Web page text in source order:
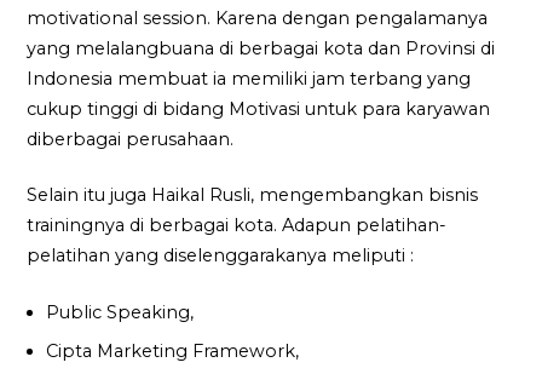
motivational session. Karena dengan pengalamanya
yang melalangbuana di berbagai kota dan Provinsi di
Indonesia membuat ia memiliki jam terbang yang
cukup tinggi di bidang Motivasi untuk para karyawan
diberbagai perusahaan.
Selain itu juga Haikal Rusli, mengembangkan bisnis
trainingnya di berbagai kota. Adapun pelatihan-
pelatihan yang diselenggarakanya meliputi :
Public Speaking,
Cipta Marketing Framework,